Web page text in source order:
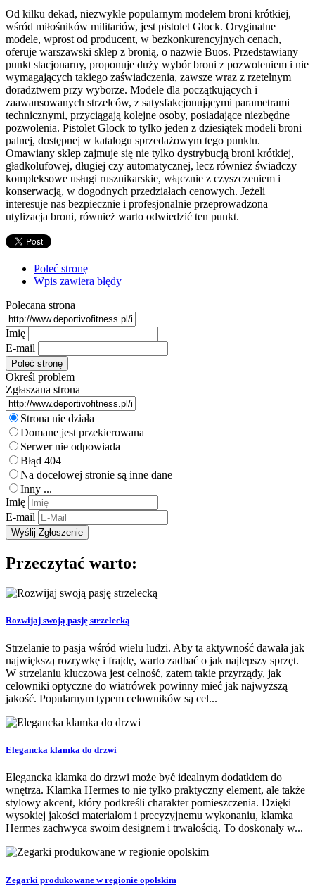
Od kilku dekad, niezwykle popularnym modelem broni krótkiej,
wśród miłośników militariów, jest pistolet Glock. Oryginalne
modele, wprost od producent, w bezkonkurencyjnych cenach,
oferuje warszawski sklep z bronią, o nazwie Buos. Przedstawiany
punkt stacjonarny, proponuje duży wybór broni z pozwoleniem i nie
wymagających takiego zaświadczenia, zawsze wraz z rzetelnym
doradztwem przy wyborze. Modele dla początkujących i
zaawansowanych strzelców, z satysfakcjonującymi parametrami
technicznymi, przyciągają kolejne osoby, posiadające niezbędne
pozwolenia. Pistolet Glock to tylko jeden z dziesiątek modeli broni
palnej, dostępnej w katalogu sprzedażowym tego punktu.
Omawiany sklep zajmuje się nie tylko dystrybucją broni krótkiej,
gładkolufowej, długiej czy automatycznej, lecz również świadczy
kompleksowe usługi rusznikarskie, włącznie z czyszczeniem i
konserwacją, w dogodnych przedziałach cenowych. Jeżeli
interesuje nas bezpiecznie i profesjonalnie przeprowadzona
utylizacja broni, również warto odwiedzić ten punkt.
Poleć stronę
Wpis zawiera błędy
Polecana strona
Imię
E-mail
Określ problem
Zgłaszana strona
Strona nie działa
Domane jest przekierowana
Serwer nie odpowiada
Błąd 404
Na docelowej stronie są inne dane
Inny ...
Imię
E-mail
Przeczytać warto:
Rozwijaj swoją pasję strzelecką
Strzelanie to pasja wśród wielu ludzi. Aby ta aktywność dawała jak
największą rozrywkę i frajdę, warto zadbać o jak najlepszy sprzęt.
W strzelaniu kluczowa jest celność, zatem takie przyrządy, jak
celowniki optyczne do wiatrówek powinny mieć jak najwyższą
jakość. Popularnym typem celowników są cel...
Elegancka klamka do drzwi
Elegancka klamka do drzwi może być idealnym dodatkiem do
wnętrza. Klamka Hermes to nie tylko praktyczny element, ale także
stylowy akcent, który podkreśli charakter pomieszczenia. Dzięki
wysokiej jakości materiałom i precyzyjnemu wykonaniu, klamka
Hermes zachwyca swoim designem i trwałością. To doskonały w...
Zegarki produkowane w regionie opolskim